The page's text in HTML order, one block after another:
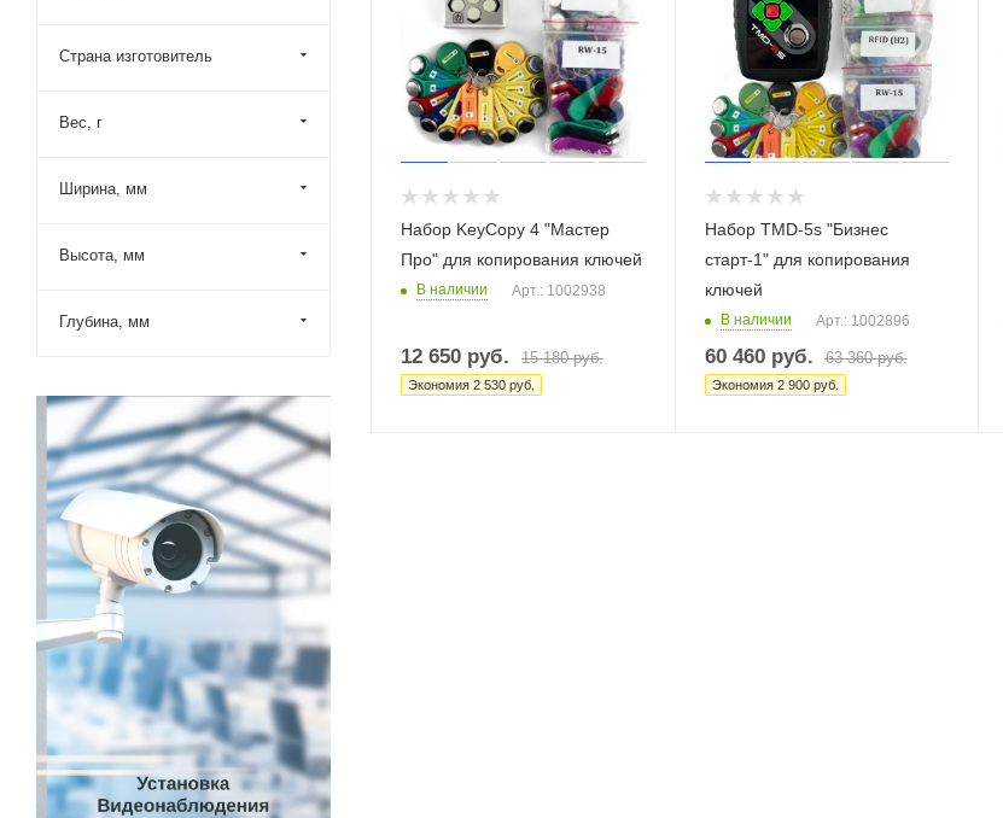
Набор KeyCopy 4 "Мастер
Про" для копирования ключей
В наличии Арт.: 1002938
12 650 руб. 15 180руб.
Экономия 2 530 руб.
Набор TMD-5s "Бизнес
старт-1" для копирования
ключей
В наличии Арт.: 1002896
60 460руб. 63 360руб.
Экономия 2 900руб.
Страна изготовитель
Вес, г
Ширина, мм
Высота, мм
Глубина, мм